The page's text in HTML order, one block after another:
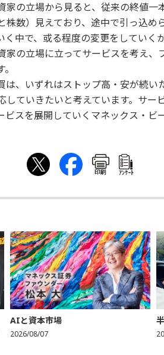
の立場から見ると、従来の終値一
株数）見えており、途中で引っ込め
く中で、或る程度の変更をしていく
家の立場に立ってサービスを考え、
は、いずれはストップ高・安が続い
していきたいと考えています。サー
スを展開していくマネックス・ビ
印刷 ｱﾝｹｰﾄ
AIと資本市場
2026/08/07